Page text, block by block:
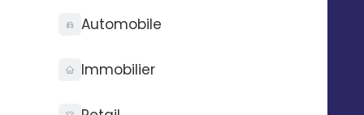
Automobile
Immobilier